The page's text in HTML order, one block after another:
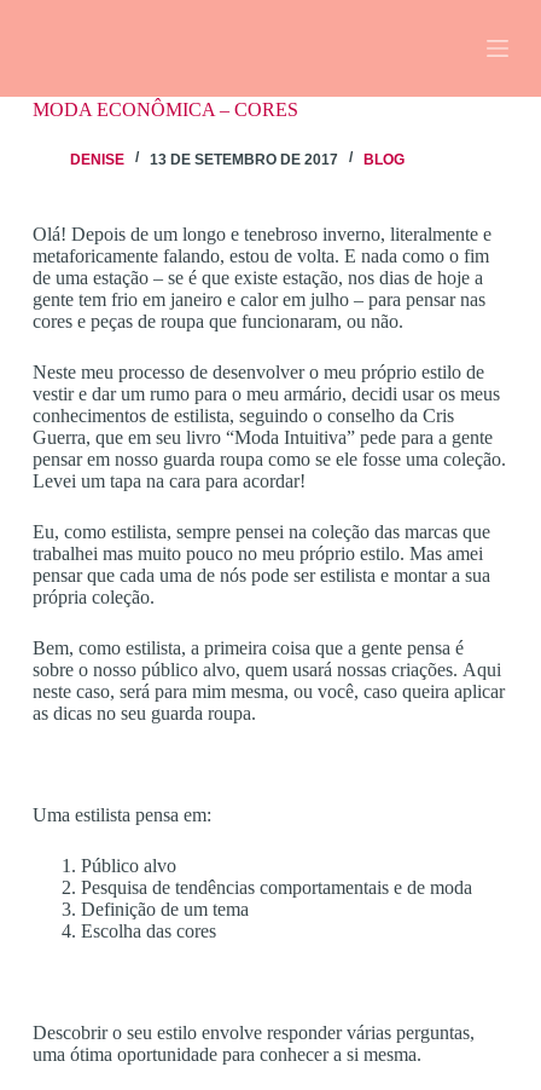
MODA ECONÔMICA – CORES
DENISE 13 DE SETEMBRO DE 2017 BLOG
Olá! Depois de um longo e tenebroso inverno, literalmente e
metaforicamente falando, estou de volta. E nada como o fim
de uma estação – se é que existe estação, nos dias de hoje a
gente tem frio em janeiro e calor em julho – para pensar nas
cores e peças de roupa que funcionaram, ou não.
Neste meu processo de desenvolver o meu próprio estilo de
vestir e dar um rumo para o meu armário, decidi usar os meus
conhecimentos de estilista, seguindo o conselho da Cris
Guerra, que em seu livro “Moda Intuitiva” pede para a gente
pensar em nosso guarda roupa como se ele fosse uma coleção.
Levei um tapa na cara para acordar!
Eu, como estilista, sempre pensei na coleção das marcas que
trabalhei mas muito pouco no meu próprio estilo. Mas amei
pensar que cada uma de nós pode ser estilista e montar a sua
própria coleção.
Bem, como estilista, a primeira coisa que a gente pensa é
sobre o nosso público alvo, quem usará nossas criações. Aqui
neste caso, será para mim mesma, ou você, caso queira aplicar
as dicas no seu guarda roupa.
Uma estilista pensa em:
Público alvo
Pesquisa de tendências comportamentais e de moda
Definição de um tema
Escolha das cores
Descobrir o seu estilo envolve responder várias perguntas,
uma ótima oportunidade para conhecer a si mesma.